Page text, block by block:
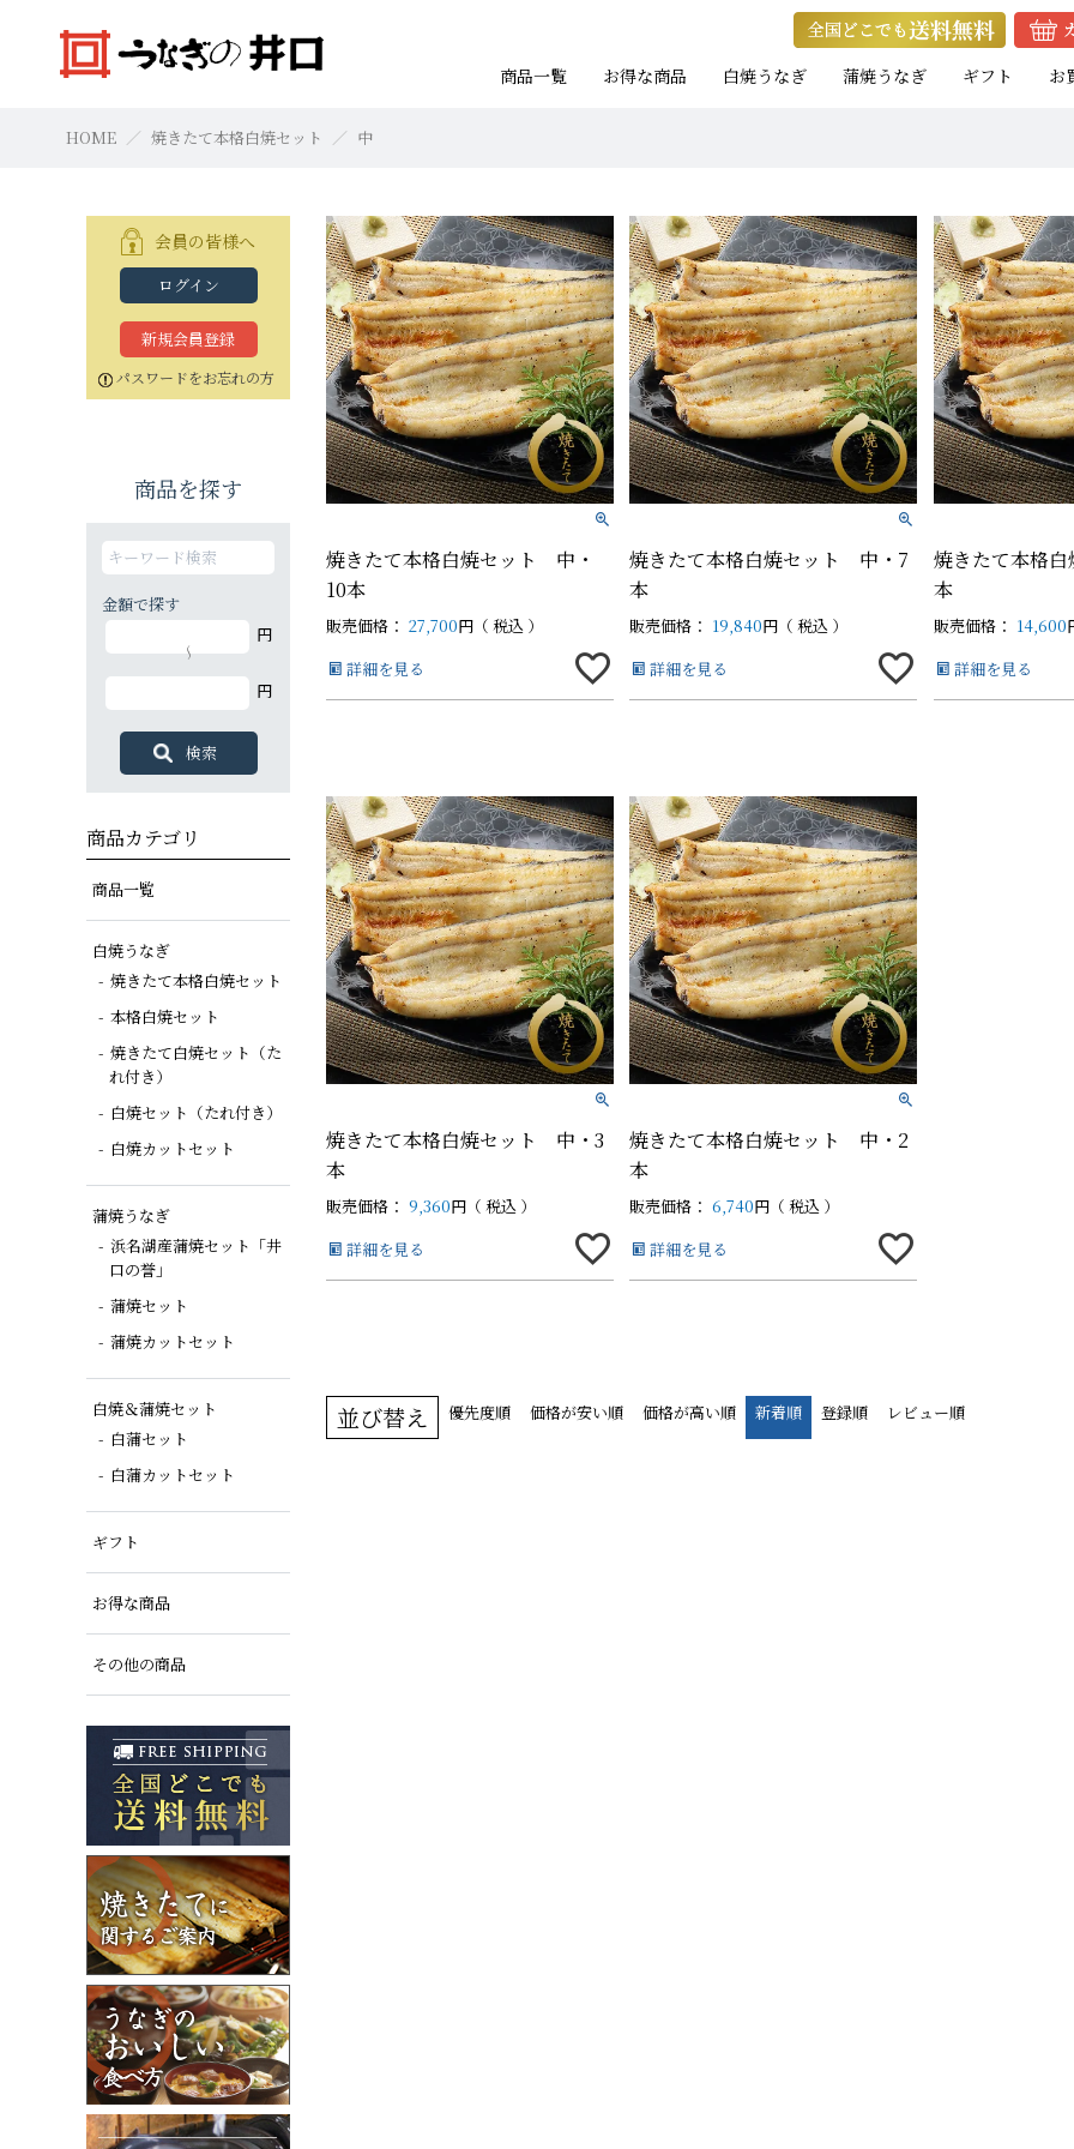
商品一覧
すべての商品 キャンペーン商品
お得な商品
お試し蒲焼セット
中（100g以上）
白焼うなぎ
焼きたて本格白焼セット
特大（140g以上）
大（120g以上）
中（100g以上）
小（90g以上）
本格白焼セット
特大（140g以上）
大（120g以上）
中（100g以上）
小（90g以上）
焼きたて白焼セット
たれ付き
特大（140g以上）
大（120g以上）
中（100g以上）
小（90g以上）
白
白蒲セット
大（120g以上） 中（100g以上）
白蒲カットセット そ
蒲焼うなぎ
浜名湖産蒲焼セット「井口の誉」
特大（140g以上）
蒲焼セット
特大（140g以上）
大（120g以上）
中（100g以上）
小（90g以上）
蒲焼カットセット 白
大
その他商品
ギフト
焼きたて本格白焼セット
特大（140g以上）
大（120g以上）
中（100g以上）
小（90g以上）
本格白焼セット
特大（140g以上）
大（120g以上）
中（100g以上）
小（90g以上）
焼きたて白焼セット
たれ付き
特大（140g以上）
大（120g以上）
中（100g以上）
小（90g以上）
白
特大（140g以上）
大（120g以上）
小（90g以上）
白蒲セット
大（120g以上） 中（100g以上）
白蒲カットセット そ
お
お買物の仕方 eギフト
HOME 焼きたて本格白焼セット 中
会員の皆様へ
ログイン
新規会員登録
パスワードをお忘れの方
商品を探す
金額で探す
円
～
円
商品カテゴリ
商品一覧
白焼うなぎ
焼きたて本格白焼セット
本格白焼セット
焼きたて白焼セット（た
れ付き）
白焼セット（たれ付き）
白焼カットセット
蒲焼うなぎ
浜名湖産蒲焼セット「井
口の誉」
蒲焼セット
蒲焼カットセット
白焼＆蒲焼セット
白蒲セット
白蒲カットセット
ギフト
お得な商品
その他の商品
焼きたて本格白焼セット 中・
10本
販売価格： 27,700
税込
詳細を見る
焼きたて本格白焼セット 中・7
本
販売価格： 19,840
税込
詳細を見る
焼きたて本格
本
販売価格： 14,600
詳細を見る
焼きたて本格白焼セット 中・3
本
販売価格： 9,360
税込
詳細を見る
焼きたて本格白焼セット 中・2
本
販売価格： 6,740
税込
詳細を見る
並び替え 優先度順 価格が安い順 価格が高い順 新着順 登録順 レビュー順